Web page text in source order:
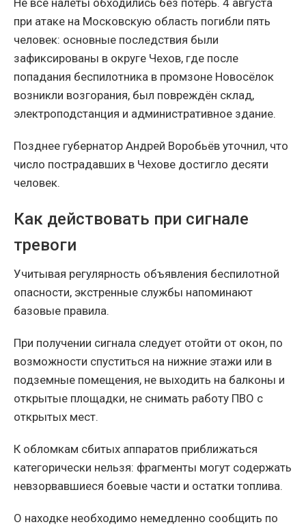
Не все налёты обходились без потерь. 4 августа
при атаке на Московскую область погибли пять
человек: основные последствия были
зафиксированы в округе Чехов, где после
попадания беспилотника в промзоне Новосёлок
возникли возгорания, был повреждён склад,
электроподстанция и административное здание.
Позднее губернатор Андрей Воробьёв уточнил, что
число пострадавших в Чехове достигло десяти
человек.
Как действовать при сигнале
тревоги
Учитывая регулярность объявления беспилотной
опасности, экстренные службы напоминают
базовые правила.
При получении сигнала следует отойти от окон, по
возможности спуститься на нижние этажи или в
подземные помещения, не выходить на балконы и
открытые площадки, не снимать работу ПВО с
открытых мест.
К обломкам сбитых аппаратов приближаться
категорически нельзя: фрагменты могут содержать
невзорвавшиеся боевые части и остатки топлива.
О находке необходимо немедленно сообщить по